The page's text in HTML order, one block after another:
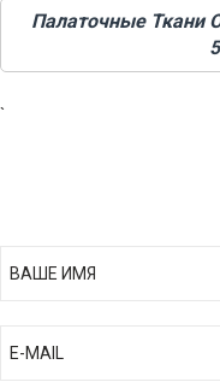
Палаточные Ткани
`